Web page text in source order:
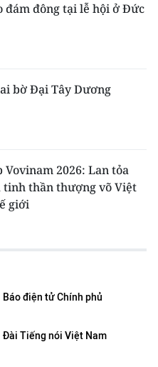
đám đông tại lễ hội ở Đức
bờ Đại Tây Dương
Vovinam 2026: Lan tỏa
tinh thần thượng võ Việt
giới
Báo điện tử Chính phủ
Đài Tiếng nói Việt Nam